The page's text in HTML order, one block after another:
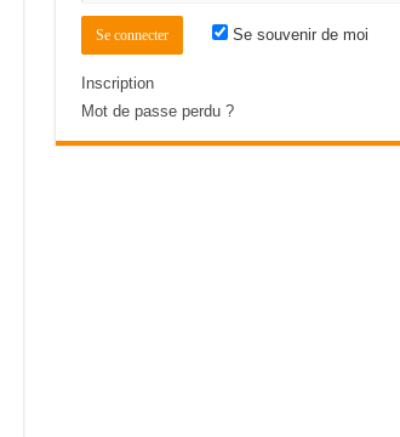
Se souvenir de moi
Inscription
Mot de passe perdu ?